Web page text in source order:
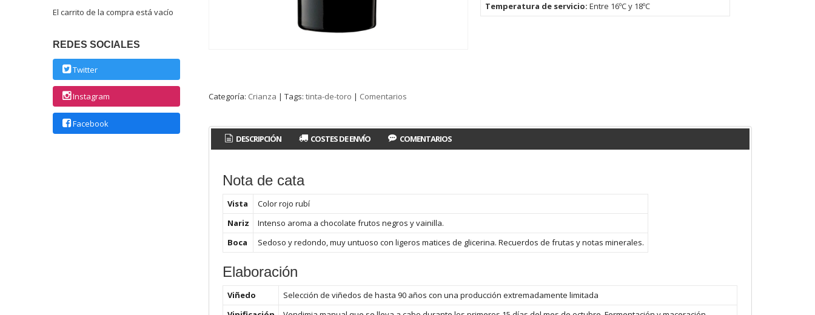
El carrito de la compra está vacío
REDES SOCIALES
Twitter
Instagram
Facebook
Temperatura de servicio: Entre 16ºC y 18ºC
Categoría: Crianza | Tags: tinta-de-toro | Comentarios
DESCRIPCIÓN COSTES DE ENVÍO COMENTARIOS
Nota de cata
Vista
Color rojo rubí
Nariz
Intenso aroma a chocolate frutos negros y vainilla.
Boca
Sedoso y redondo, muy untuoso con ligeros matices de glicerina. Recuerdos de frutas y notas minerales.
Elaboración
Viñedo
Selección de viñedos de hasta 90 años con una producción extremadamente limitada